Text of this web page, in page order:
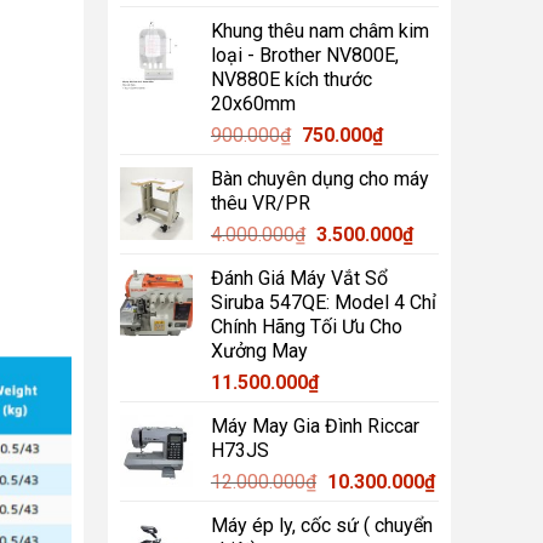
là:
1.000.000₫.
tại
là:
Khung thêu nam châm kim
loại - Brother NV800E,
NV880E kích thước
20x60mm
900.000₫ Giá
là:
900.000₫.
750.000₫Giá
tại
750.000₫.
Bàn chuyên dụng cho máy
thêu VR/PR
4.000.000₫ Giá
là:
4.000.000₫.
3.500.000₫Giá
là:
Đánh Giá Máy Vắt Sổ
Siruba 547QE: Model 4 Chỉ
Chính Hãng Tối Ưu Cho
Xưởng May
11.500.000₫
Máy May Gia Đình Riccar
H73JS
12.000.000₫ Giá
là:
10.300.000₫Giá
Máy ép ly, cốc sứ ( chuyển